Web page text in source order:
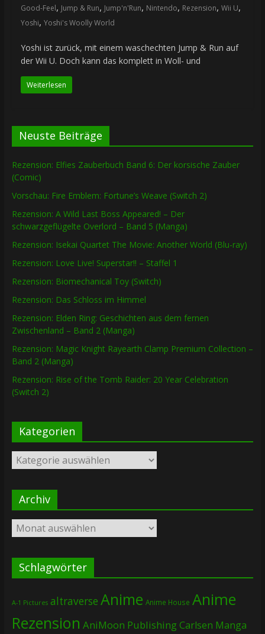
Good-Feel, Jump & Run, Jump'n'Run, Nintendo, Rezension, Wii U,
Yoshi, Yoshi's Woolly World
Yoshi ist zurück, mit einem waschechten Jump & Run auf
der Wii U. Doch kann das komplett in Woll- und
Weiterlesen
Neuste Beiträge
Rezension: Elfies Zauberbuch Band 6: Der korsische Zauber
(Comic)
Vorschau: Fire Emblem: Fortune’s Weave (Switch 2)
Rezension: A Wild Last Boss Appeared! – Der
schwarzgeflügelte Overlord – Band 5 (Manga)
Rezension: Isekai Quartet The Movie: Another World (Blu-ray)
Rezension: Love Live! Superstar!! – Staffel 1
Rezension: Biomechanical Toy (Switch)
Rezension: Das Schloss im Himmel
Rezension: Elden Ring: Geschichten aus dem fernen
Zwischenland – Band 2 (Manga)
Rezension: Magic Knight Rayearth Clamp Premium Collection –
Band 2 (Manga)
Rezension: Rise of the Tomb Raider: 20 Year Celebration
(Switch 2)
Kategorien
Kategorien
Archiv
Archiv
Schlagwörter
A-1 Pictures altraverse Anime Anime House Anime
Rezension AniMoon PublishingCarlsen Manga